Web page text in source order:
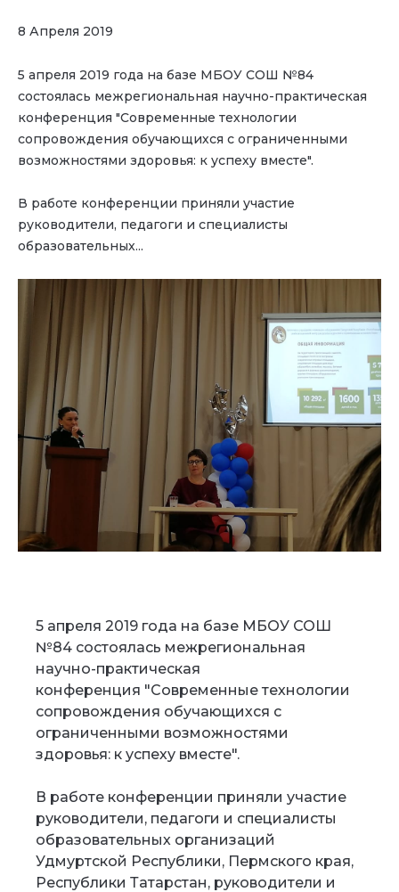
8 Апреля 2019
5 апреля 2019 года на базе МБОУ СОШ №84
состоялась межрегиональная научно-практическая
конференция "Современные технологии
сопровождения обучающихся с ограниченными
возможностями здоровья: к успеху вместе".
В работе конференции приняли участие
руководители, педагоги и специалисты
образовательных...
5 апреля 2019 года на базе МБОУ СОШ
№84 состоялась межрегиональная
научно-практическая
конференция "Современные технологии
сопровождения обучающихся с
ограниченными возможностями
здоровья: к успеху вместе".
В работе конференции приняли участие
руководители, педагоги и специалисты
образовательных организаций
Удмуртской Республики, Пермского края,
Республики Татарстан, руководители и